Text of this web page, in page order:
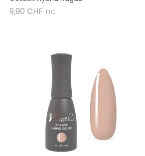
9,90 CHF Preis
TTC